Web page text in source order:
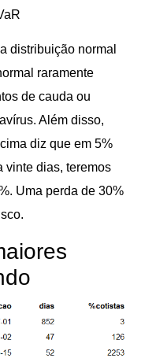
distribuição normal
raramente
de cauda ou
Além disso,
diz que em 5%
vinte dias, teremos
Uma perda de 30%